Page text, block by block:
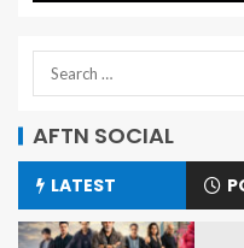
AFTN SOCIAL
LATEST